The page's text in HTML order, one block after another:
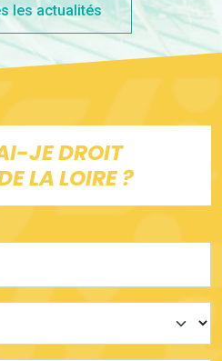
les actualités
JE DROIT
LA LOIRE ?